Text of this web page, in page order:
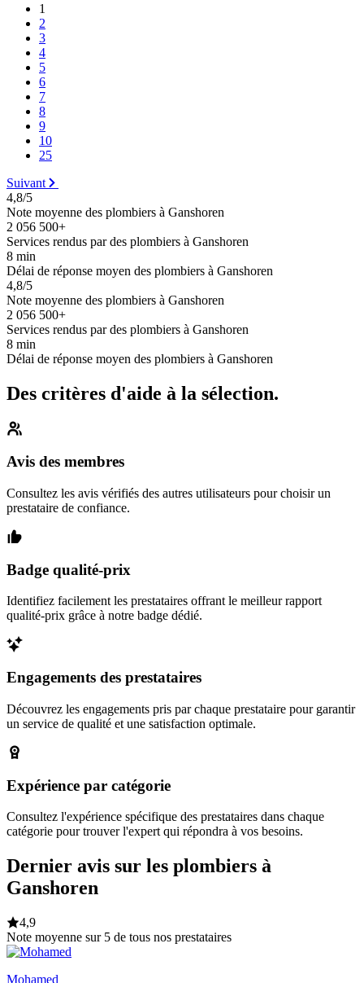
1
2
3
4
5
6
7
8
9
10
25
Suivant
4,8/5
Note moyenne des plombiers à Ganshoren
2 056 500+
Services rendus par des plombiers à Ganshoren
8 min
Délai de réponse moyen des plombiers à Ganshoren
4,8/5
Note moyenne des plombiers à Ganshoren
2 056 500+
Services rendus par des plombiers à Ganshoren
8 min
Délai de réponse moyen des plombiers à Ganshoren
Des critères d'aide à la sélection.
Avis des membres
Consultez les avis vérifiés des autres utilisateurs pour choisir un
prestataire de confiance.
Badge qualité-prix
Identifiez facilement les prestataires offrant le meilleur rapport
qualité-prix grâce à notre badge dédié.
Engagements des prestataires
Découvrez les engagements pris par chaque prestataire pour garantir
un service de qualité et une satisfaction optimale.
Expérience par catégorie
Consultez l'expérience spécifique des prestataires dans chaque
catégorie pour trouver l'expert qui répondra à vos besoins.
Dernier avis sur les plombiers à
Ganshoren
4,9
Note moyenne sur 5 de tous nos prestataires
Mohamed